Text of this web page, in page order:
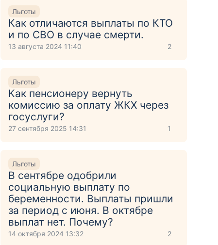
Льготы
Как отличаются выплаты по КТО
и по СВО в случае смерти.
13 августа 2024 11:40 2
Льготы
Как пенсионеру вернуть
комиссию за оплату ЖКХ через
госуслуги?
27 сентября 2025 14:31 1
Льготы
В сентябре одобрили
социальную выплату по
беременности. Выплаты пришли
за период с июня. В октябре
выплат нет. Почему?
14 октября 2024 13:32 2